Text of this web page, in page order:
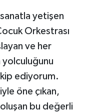
yetişen
Orkestrası
ve her
ediyorum.
öne çıkan,
bu değerli